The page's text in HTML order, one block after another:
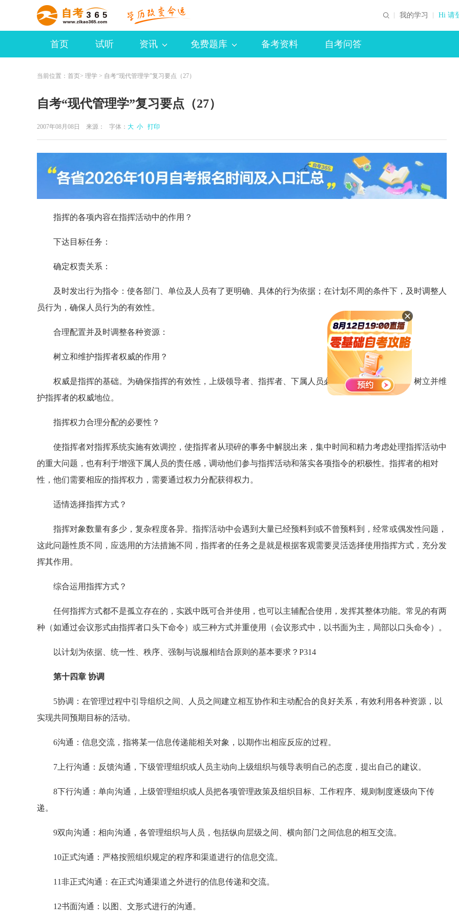
我的学习 Hi 请
首页 试听 资讯 免费题库 备考资料 自考问答
当前位置： 首页> 理学 > 自考“现代管理学”复习要点（27）
自考“现代管理学”复习要点（27）
2007年08月08日 来源： 字体： 大 小 打印
指挥的各项内容在指挥活动中的作用？
下达目标任务：
确定权责关系：
及时发出行为指令：使各部门、单位及人员有了更明确、具体的行为依据；在计划不周的条件下，及时调整人
员行为，确保人员行为的有效性。
合理配置并及时调整各种资源：
树立和维护指挥者权威的作用？
权威是指挥的基础。为确保指挥的有效性，上级领导者、指挥者、下属人员必须有意识地做出努力，树立并维
护指挥者的权威地位。
指挥权力合理分配的必要性？
使指挥者对指挥系统实施有效调控，使指挥者从琐碎的事务中解脱出来，集中时间和精力考虑处理指挥活动中
的重大问题，也有利于增强下属人员的责任感，调动他们参与指挥活动和落实各项指令的积极性。指挥者的相对
性，他们需要相应的指挥权力，需要通过权力分配获得权力。
适情选择指挥方式？
指挥对象数量有多少，复杂程度各异。指挥活动中会遇到大量已经预料到或不曾预料到，经常或偶发性问题，
这此问题性质不同，应选用的方法措施不同，指挥者的任务之是就是根据客观需要灵活选择使用指挥方式，充分发
挥其作用。
综合运用指挥方式？
任何指挥方式都不是孤立存在的，实践中既可合并使用，也可以主辅配合使用，发挥其整体功能。常见的有两
种（如通过会议形式由指挥者口头下命令）或三种方式并重使用（会议形式中，以书面为主，局部以口头命令）。
以计划为依据、统一性、秩序、强制与说服相结合原则的基本要求？P314
第十四章 协调
5协调：在管理过程中引导组织之间、人员之间建立相互协作和主动配合的良好关系，有效利用各种资源，以
实现共同预期目标的活动。
6沟通：信息交流，指将某一信息传递能相关对象，以期作出相应反应的过程。
7上行沟通：反馈沟通，下级管理组织或人员主动向上级组织与领导表明自己的态度，提出自己的建议。
8下行沟通：单向沟通，上级管理组织或人员把各项管理政策及组织目标、工作程序、规则制度逐级向下传
递。
9双向沟通：相向沟通，各管理组织与人员，包括纵向层级之间、横向部门之间信息的相互交流。
10正式沟通：严格按照组织规定的程序和渠道进行的信息交流。
11非正式沟通：在正式沟通渠道之外进行的信息传递和交流。
12书面沟通：以图、文形式进行的沟通。